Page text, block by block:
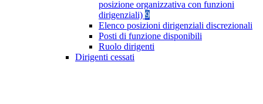
posizione organizzativa con funzioni
dirigenziali) 9
Elenco posizioni dirigenziali discrezionali
Posti di funzione disponibili
Ruolo dirigenti
Dirigenti cessati